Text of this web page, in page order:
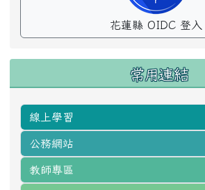
花蓮縣 OIDC 登入
常用連結